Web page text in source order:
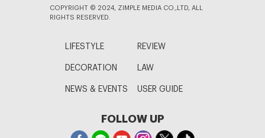
COPYRIGHT © 2024, ZIMPLE MEDIA CO.,LTD, ALL
RIGHTS RESERVED.
LIFESTYLE REVIEW
DECORATION LAW
NEWS & EVENTS USER GUIDE
FOLLOW UP